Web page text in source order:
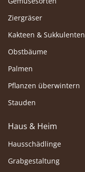
Ziergräser
Kakteen & Sukkulenten
Obstbäume
Palmen
Pflanzen überwintern
Stauden
Haus & Heim
Hausschädlinge
Grabgestaltung